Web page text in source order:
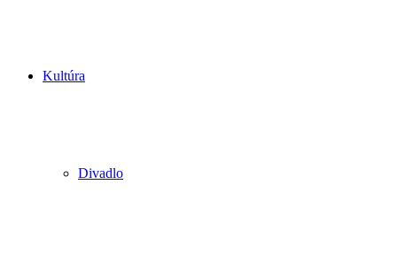
Kultúra
Divadlo